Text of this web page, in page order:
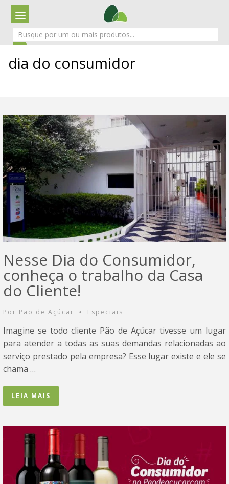
dia do consumidor
Nesse Dia do Consumidor,
conheça o trabalho da Casa
do Cliente!
Por Pão de Açúcar • Especiais
Imagine se todo cliente Pão de Açúcar tivesse um lugar
para atender a todas as suas demandas relacionadas ao
serviço prestado pela empresa? Esse lugar existe e ele se
chama …
LEIA MAIS